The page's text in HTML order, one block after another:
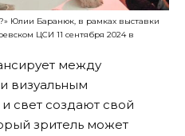
Юлии Баранюк, в рамках выставки
ЦСИ 11 сентября 2024 в
между
визуальным
свет создают свой
зритель может